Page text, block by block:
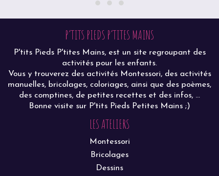
P’TITS PIEDS P’TITES MAINS
P'tits Pieds P'tites Mains, est un site regroupant des
activités pour les enfants.
Vous y trouverez des activités Montessori, des activités
manuelles, bricolages, coloriages, ainsi que des poèmes,
des comptines, de petites recettes et des infos, ...
Bonne visite sur P'tits Pieds Petites Mains ;)
LES ATELIERS
Montessori
Bricolages
Dessins